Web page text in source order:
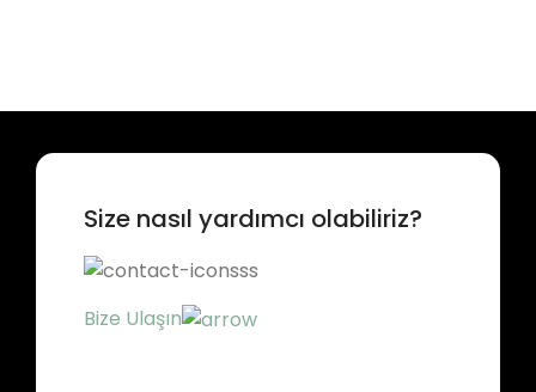
Size nasıl yardımcı olabiliriz?
Bize Ulaşın